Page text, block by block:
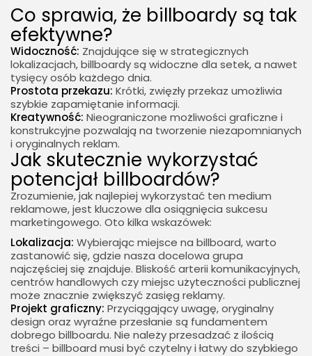
Co sprawia, że billboardy są tak
efektywne?
Widoczność: Znajdujące się w strategicznych
lokalizacjach, billboardy są widoczne dla setek, a nawet
tysięcy osób każdego dnia.
Prostota przekazu: Krótki, zwięzły przekaz umożliwia
szybkie zapamiętanie informacji.
Kreatywność: Nieograniczone możliwości graficzne i
konstrukcyjne pozwalają na tworzenie niezapomnianych
i oryginalnych reklam.
Jak skutecznie wykorzystać
potencjał billboardów?
Zrozumienie, jak najlepiej wykorzystać ten medium
reklamowe, jest kluczowe dla osiągnięcia sukcesu
marketingowego. Oto kilka wskazówek:
Lokalizacja: Wybierając miejsce na billboard, warto
zastanowić się, gdzie nasza docelowa grupa
najczęściej się znajduje. Bliskość arterii komunikacyjnych,
centrów handlowych czy miejsc użyteczności publicznej
może znacznie zwiększyć zasięg reklamy.
Projekt graficzny: Przyciągający uwagę, oryginalny
design oraz wyraźne przesłanie są fundamentem
dobrego billboardu. Nie należy przesadzać z ilością
treści – billboard musi być czytelny i łatwy do szybkiego